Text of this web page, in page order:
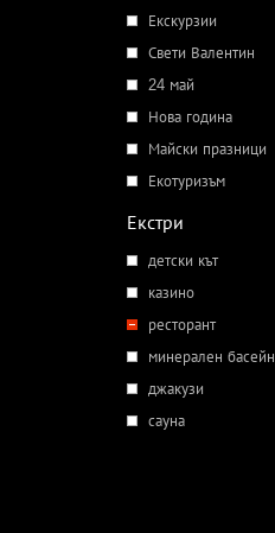
Екскурзии
Свети Валентин
24 май
Нова година
Майски празници
Екотуризъм
Екстри
детски кът
казино
ресторант
минерален басейн
джакузи
сауна